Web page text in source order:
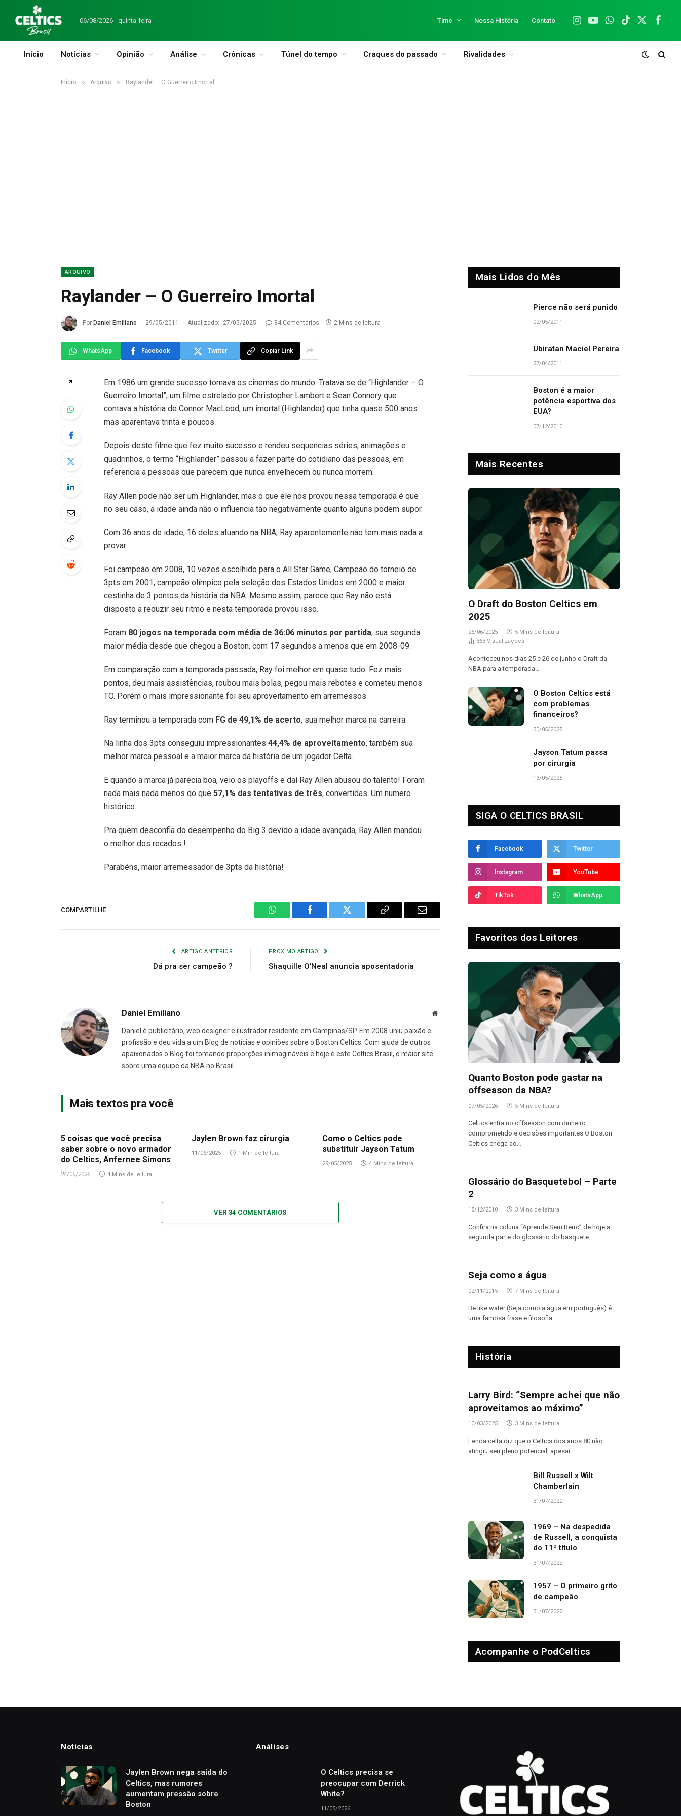
06/08/2026 - quinta-feira Time Nossa História Contato
Instagram
YouTubeWhatsApp
TikTok
X
Início Notícias Opinião Análise Crônicas Túnel do tempo Craques do passado Rivalidades
Início » Arquivo » Raylander – O Guerreiro Imortal
ARQUIVO
Raylander – O Guerreiro Imortal
Por Daniel Emiliano 29/05/2011 Atualizado: 27/05/2025 34 Comentários 2 Mins de leitura
WhatsApp Facebook Twitter Copiar Link
↗ Em 1986 um grande sucesso tomava os cinemas do mundo. Tratava se de “Highlander – O
Guerreiro Imortal”, um filme estrelado por Christopher Lambert e Sean Connery que
contava a história de Connor MacLeod, um imortal (Highlander) que tinha quase 500 anos
mas aparentava trinta e poucos.
Depois deste filme que fez muito sucesso e rendeu sequencias séries, animações e
quadrinhos, o termo “Highlander” passou a fazer parte do cotidiano das pessoas, em
referencia a pessoas que parecem que nunca envelhecem ou nunca morrem.
Ray Allen pode não ser um Highlander, mas o que ele nos provou nessa temporada é que
no seu caso, a idade ainda não o influencia tão negativamente quanto alguns podem supor.
Com 36 anos de idade, 16 deles atuando na NBA, Ray aparentemente não tem mais nada a
provar.
Foi campeão em 2008, 10 vezes escolhido para o All Star Game, Campeão do torneio de
3pts em 2001, campeão olímpico pela seleção dos Estados Unidos em 2000 e maior
cestinha de 3 pontos da história da NBA. Mesmo assim, parece que Ray não está
disposto a reduzir seu ritmo e nesta temporada provou isso.
Foram 80 jogos na temporada com média de 36:06 minutos por partida, sua segunda
maior média desde que chegou a Boston, com 17 segundos a menos que em 2008-09.
Em comparação com a temporada passada, Ray foi melhor em quase tudo. Fez mais
pontos, deu mais assistências, roubou mais bolas, pegou mais rebotes e cometeu menos
TO. Porém o mais impressionante foi seu aproveitamento em arremessos.
Ray terminou a temporada com FG de 49,1% de acerto, sua melhor marca na carreira.
Na linha dos 3pts conseguiu impressionantes 44,4% de aproveitamento, também sua
melhor marca pessoal e a maior marca da história de um jogador Celta.
E quando a marca já parecia boa, veio os playoffs e daí Ray Allen abusou do talento! Foram
nada mais nada menos do que 57,1% das tentativas de três, convertidas. Um numero
histórico.
Pra quem desconfia do desempenho do Big 3 devido a idade avançada, Ray Allen mandou
o melhor dos recados !
Parabéns, maior arremessador de 3pts da história!
COMPARTILHE
WhatsAppFacebook Twitter
Copiar
E-
ARTIGO ANTERIOR
Dá pra ser campeão ?
PRÓXIMO ARTIGO
Shaquille O’Neal anuncia aposentadoria
Daniel Emiliano Site
Daniel é publicitário, web designer e ilustrador residente em Campinas/SP. Em 2008 uniu paixão e
profissão e deu vida a um Blog de notícias e opiniões sobre o Boston Celtics. Com ajuda de outros
apaixonados o Blog foi tomando proporções inimagináveis e hoje é este Celtics Brasil, o maior site
sobre uma equipe da NBA no Brasil.
Mais textos pra você
5 coisas que você precisa
saber sobre o novo armador
do Celtics, Anfernee Simons
24/06/2025 4 Mins de leitura
Jaylen Brown faz cirurgia
11/06/2025 1 Min de leitura
Como o Celtics pode
substituir Jayson Tatum
29/05/2025 4 Mins de leitura
VER 34 COMENTÁRIOS
Mais Lidos do Mês
Pierce não será punido
02/05/2011
Ubiratan Maciel Pereira
27/04/2011
Boston é a maior
potência esportiva dos
EUA?
07/12/2010
Mais Recentes
O Draft do Boston Celtics em
2025
26/06/2025
5 Mins de leitura
363 Visualizações
Aconteceu nos dias 25 e 26 de junho o Draft da
NBA para a temporada…
O Boston Celtics está
com problemas
financeiros?
30/05/2025
Jayson Tatum passa
por cirurgia
13/05/2025
SIGA O CELTICS BRASIL
Facebook Twitter
Instagram YouTube
TikTok WhatsApp
Favoritos dos Leitores
Quanto Boston pode gastar na
offseason da NBA?
07/05/2026 5 Mins de leitura
Celtics entra no offseason com dinheiro
comprometido e decisões importantes O Boston
Celtics chega ao…
Glossário do Basquetebol – Parte
2
15/12/2010 3 Mins de leitura
Confira na coluna “Aprende Sem Berro” de hoje a
segunda parte do glossário do basquete.
Seja como a água
02/11/2015 7 Mins de leitura
Be like water (Seja como a água em português) é
uma famosa frase e filosofia…
História
Larry Bird: “Sempre achei que não
aproveitamos ao máximo”
10/03/2025 3 Mins de leitura
Lenda celta diz que o Celtics dos anos 80 não
atingiu seu pleno potencial, apesar…
Bill Russell x Wilt
Chamberlain
31/07/2022
1969 – Na despedida
de Russell, a conquista
do 11º título
31/07/2022
1957 – O primeiro grito
de campeão
31/07/2022
Acompanhe o PodCeltics
Notícias
Jaylen Brown nega saída do
Celtics, mas rumores
aumentam pressão sobre
Boston
Análises
O Celtics precisa se
preocupar com Derrick
White?
11/05/2026